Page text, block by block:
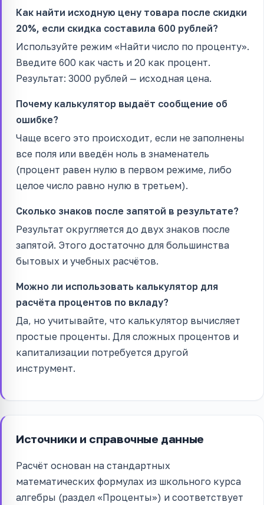
Как найти исходную цену товара после скидки
20%, если скидка составила 600 рублей?
Используйте режим «Найти число по проценту».
Введите 600 как часть и 20 как процент.
Результат: 3000 рублей — исходная цена.
Почему калькулятор выдаёт сообщение об
ошибке?
Чаще всего это происходит, если не заполнены
все поля или введён ноль в знаменатель
(процент равен нулю в первом режиме, либо
целое число равно нулю в третьем).
Сколько знаков после запятой в результате?
Результат округляется до двух знаков после
запятой. Этого достаточно для большинства
бытовых и учебных расчётов.
Можно ли использовать калькулятор для
расчёта процентов по вкладу?
Да, но учитывайте, что калькулятор вычисляет
простые проценты. Для сложных процентов и
капитализации потребуется другой
инструмент.
Источники и справочные данные
Расчёт основан на стандартных
математических формулах из школьного курса
алгебры (раздел «Проценты») и соответствует